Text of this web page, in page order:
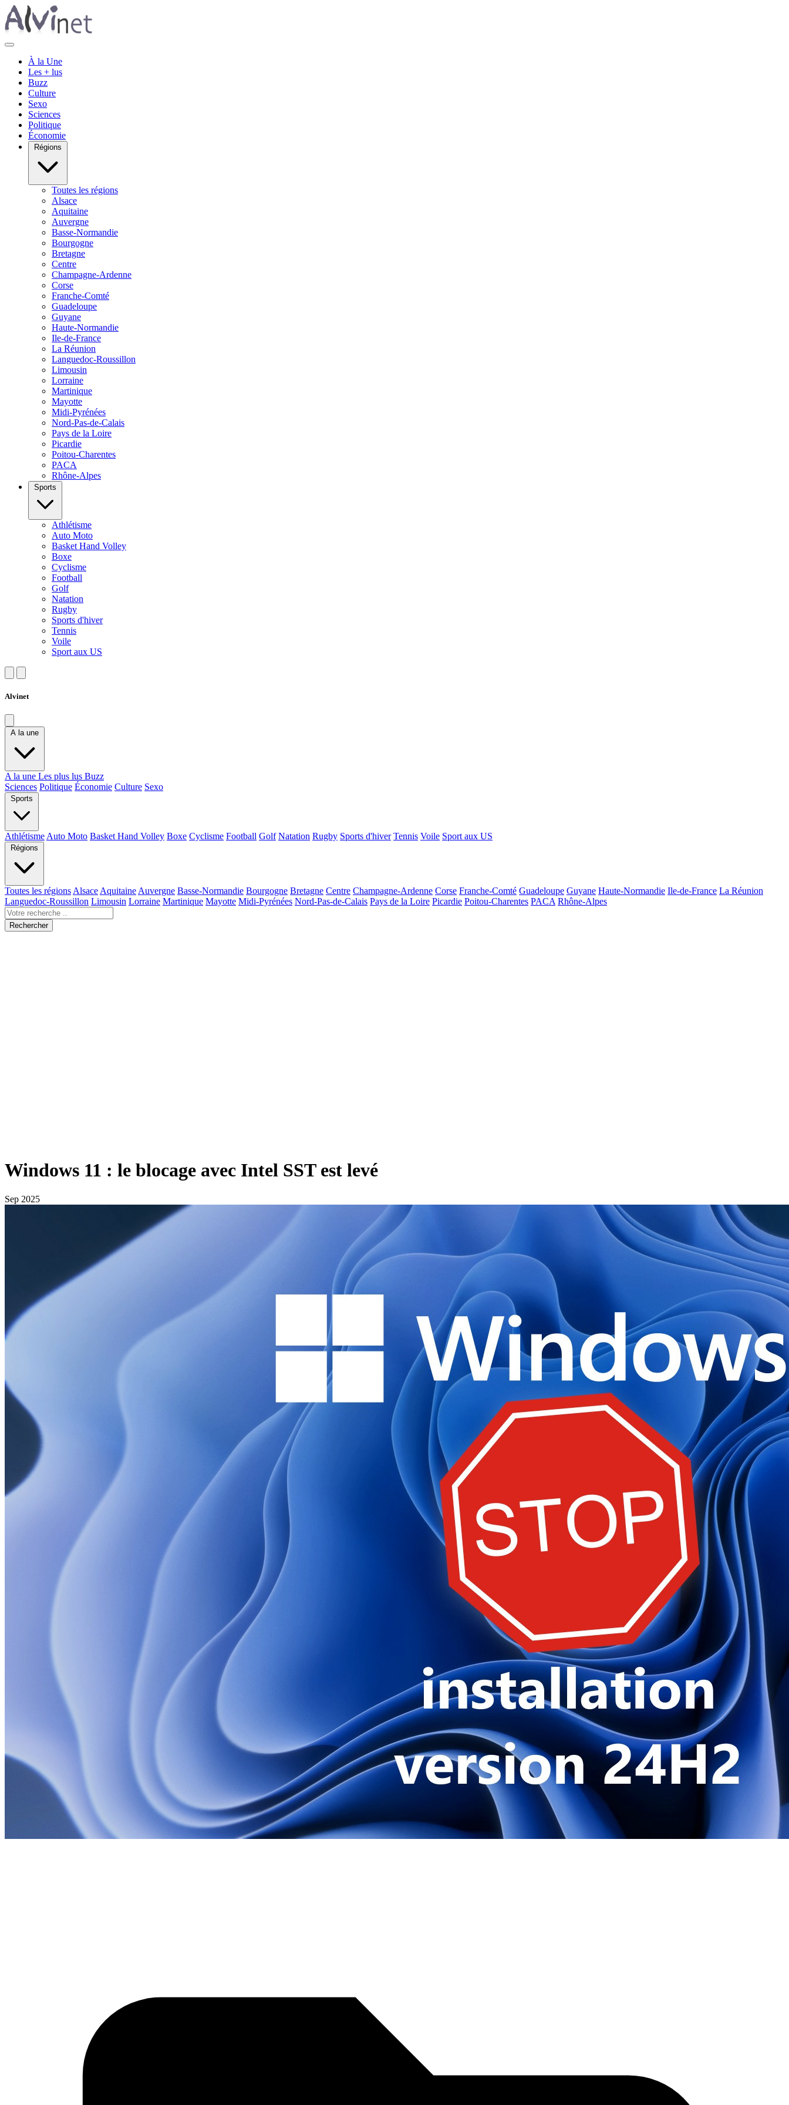
À la Une
Les + lus
Buzz
Culture
Sexo
Sciences
Politique
Économie
Régions
Toutes les régions
Alsace
Aquitaine
Auvergne
Basse-Normandie
Bourgogne
Bretagne
Centre
Champagne-Ardenne
Corse
Franche-Comté
Guadeloupe
Guyane
Haute-Normandie
Ile-de-France
La Réunion
Languedoc-Roussillon
Limousin
Lorraine
Martinique
Mayotte
Midi-Pyrénées
Nord-Pas-de-Calais
Pays de la Loire
Picardie
Poitou-Charentes
PACA
Rhône-Alpes
Sports
Athlétisme
Auto Moto
Basket Hand Volley
Boxe
Cyclisme
Football
Golf
Natation
Rugby
Sports d'hiver
Tennis
Voile
Sport aux US
Alvinet
A la une
A la une Les plus lus Buzz
Sciences Politique Économie Culture Sexo
Sports
Athlétisme Auto Moto Basket Hand Volley Boxe Cyclisme Football Golf Natation Rugby Sports d'hiver Tennis Voile Sport aux US
Régions
Toutes les régions Alsace Aquitaine Auvergne Basse-Normandie Bourgogne Bretagne Centre Champagne-Ardenne Corse Franche-Comté Guadeloupe Guyane Haute-Normandie Ile-de-France La Réunion
Languedoc-Roussillon Limousin Lorraine Martinique Mayotte Midi-Pyrénées Nord-Pas-de-Calais Pays de la Loire Picardie Poitou-Charentes PACA Rhône-Alpes
Rechercher
Windows 11 : le blocage avec Intel SST est levé
Sep 2025